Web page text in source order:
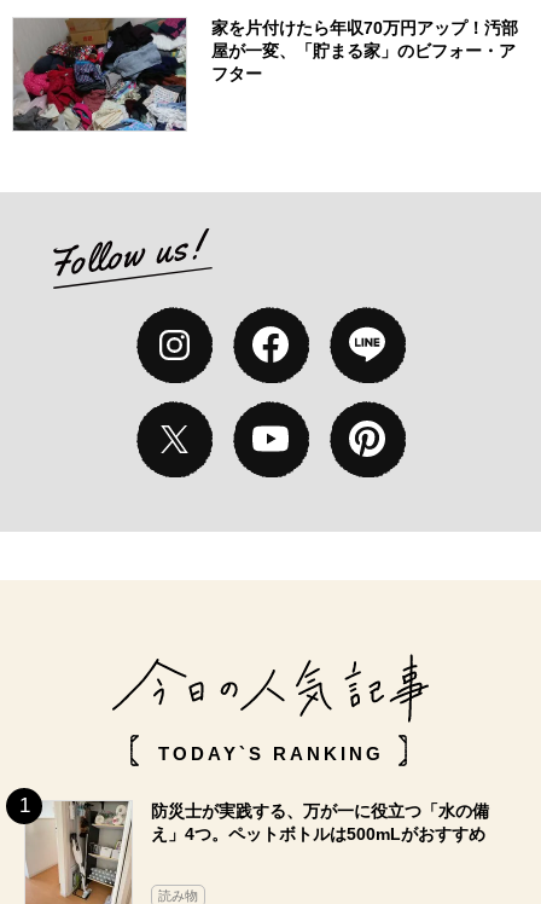
家を片付けたら年収70万円アップ！汚部
屋が一変、「貯まる家」のビフォー・ア
フター
TODAY`S RANKING
防災士が実践する、万が一に役立つ「水の備
え」4つ。ペットボトルは500mLがおすすめ
読み物